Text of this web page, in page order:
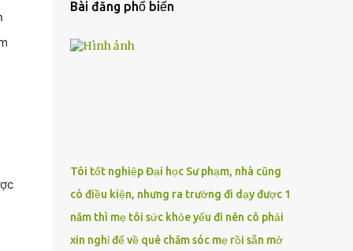
Bài đăng phổ biến
Tôi tốt nghiệp Đại học Sư phạm, nhà cũng
có điều kiện, nhưng ra trường đi dạy được 1
năm thì mẹ tôi sức khỏe yếu đi nên cô phải
xin nghỉ để về quê chăm sóc mẹ rồi sẵn mở